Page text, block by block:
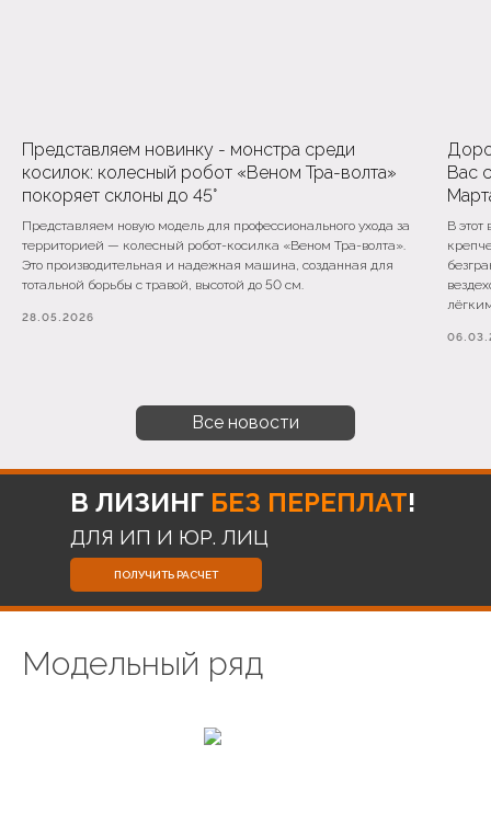
Представляем новинку - монстра среди
косилок: колесный робот «Веном Тра-волта»
покоряет склоны до 45°
Представляем новую модель для профессионального ухода за
территорией — колесный робот-косилка «Веном Тра-волта».
Это производительная и надежная машина, созданная для
тотальной борьбы с травой, высотой до 50 см.
28.05.2026
Вас
В
Все новости
В ЛИЗИНГ БЕЗ ПЕРЕПЛАТ!
ДЛЯ ИП И ЮР. ЛИЦ
ПОЛУЧИТЬ РАСЧЕТ
Модельный ряд